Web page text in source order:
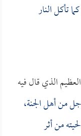
تأكل النار
الذي قال فيه
من أهل الجنة،
من أثر